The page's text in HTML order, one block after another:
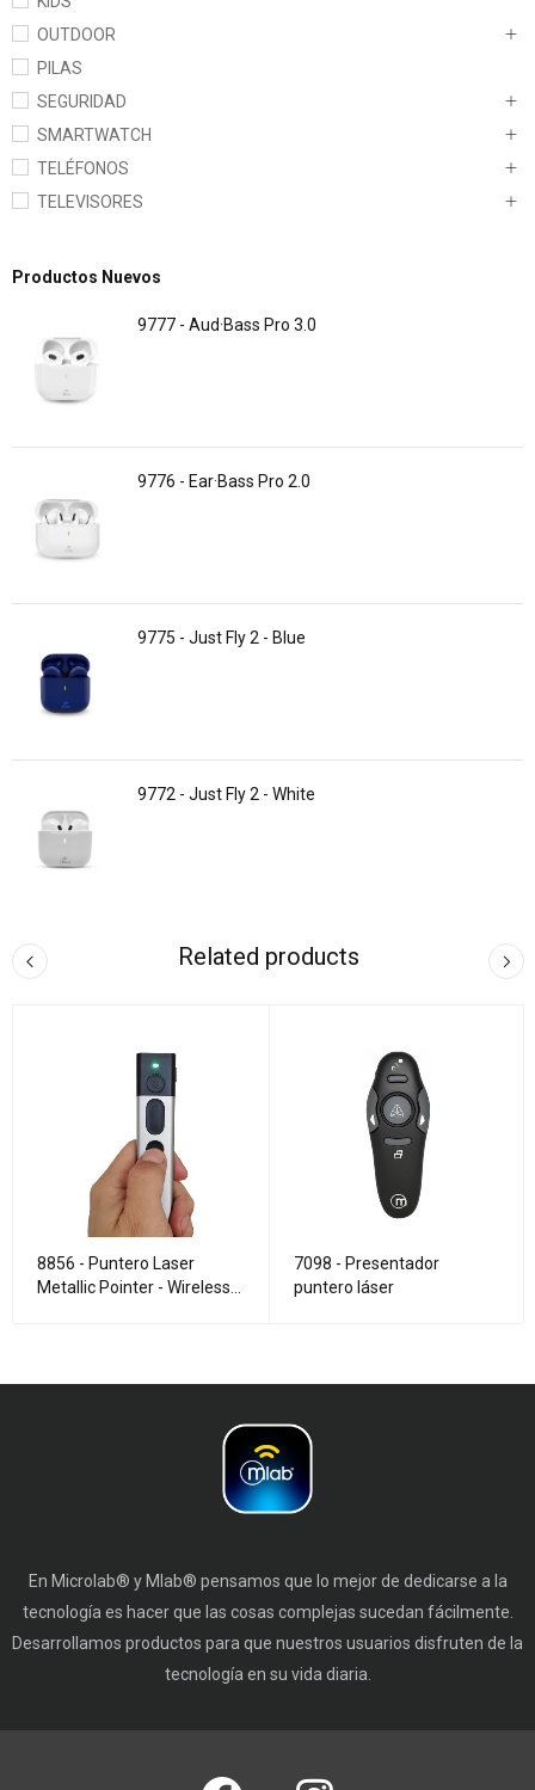
OUTDOOR
PILAS
SEGURIDAD
SMARTWATCH
TELÉFONOS
TELEVISORES
Productos Nuevos
9777 - Aud·Bass Pro 3.0
9776 - Ear·Bass Pro 2.0
9775 - Just Fly 2 - Blue
9772 - Just Fly 2 - White
Related products
8856 - Puntero Laser
Metallic Pointer - Wireless
7098 - Presentador
puntero láser
En Microlab® y Mlab® pensamos que lo mejor de dedicarse a la
tecnología es hacer que las cosas complejas sucedan fácilmente.
Desarrollamos productos para que nuestros usuarios disfruten de la
tecnología en su vida diaria.